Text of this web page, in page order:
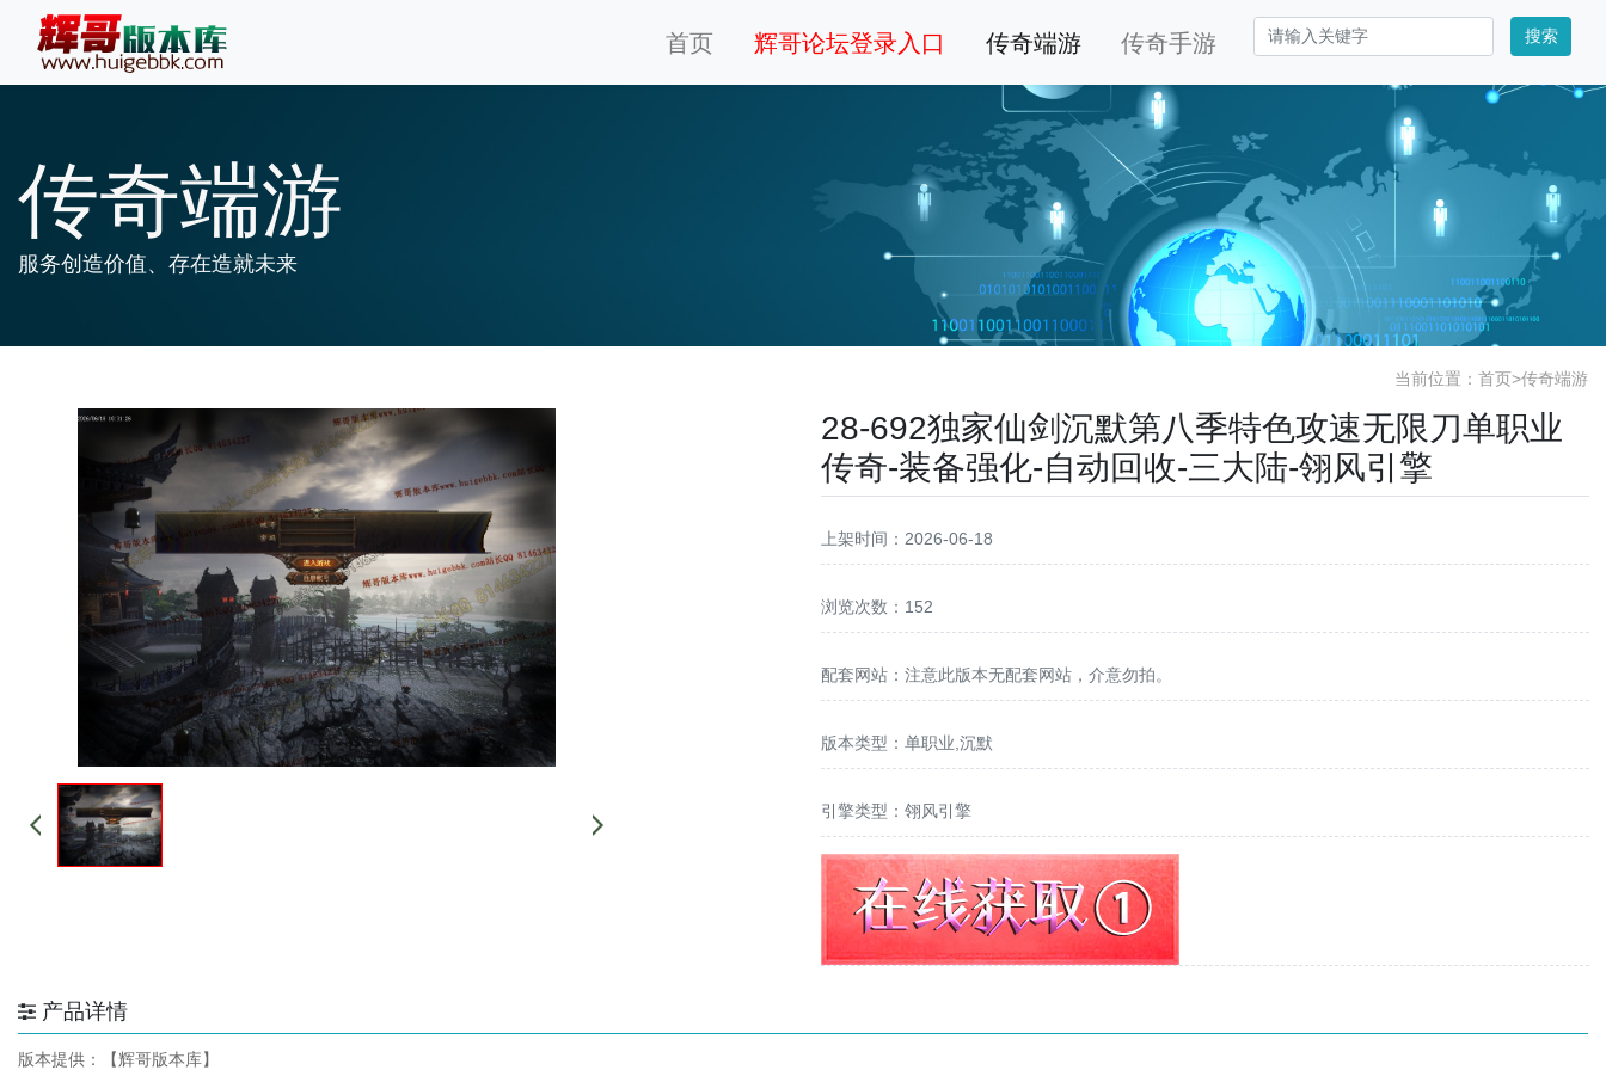
首页 辉哥论坛登录入口 传奇端游 传奇手游 搜索
传奇端游
服务创造价值、存在造就未来
当前位置： 首页>传奇端游
28-692独家仙剑沉默第八季特色攻速无限刀单职业
传奇-装备强化-自动回收-三大陆-翎风引擎
上架时间：2026-06-18
浏览次数：152
配套网站： 注意此版本无配套网站，介意勿拍。
版本类型：单职业,沉默
引擎类型：翎风引擎
产品详情
版本提供：【辉哥版本库】